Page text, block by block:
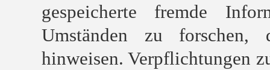
gespeicherte fremde
Umständen zu
hinweisen. Verpflichtungen